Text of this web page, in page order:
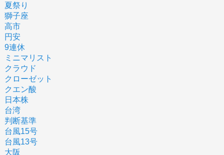
夏祭り
獅子座
高市
円安
9連休
ミニマリスト
クラウド
クローゼット
クエン酸
日本株
台湾
判断基準
台風15号
台風13号
大阪